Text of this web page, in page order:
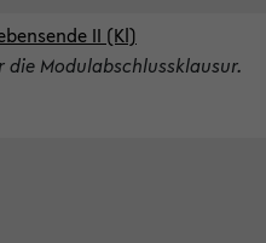
II (Kl)
die Modulabschlussklausur.